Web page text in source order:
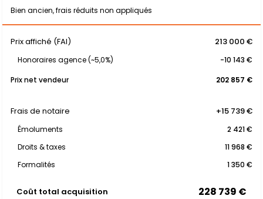
Bien ancien, frais réduits non appliqués
Prix affiché (FAI) 213 000 €
Honoraires agence (~5,0%)
-10 143 €
Prix net vendeur
202 857 €
Frais de notaire +15 739 €
Émoluments
2 421 €
Droits & taxes
11 968 €
Formalités
1 350 €
Coût total acquisition 228 739 €